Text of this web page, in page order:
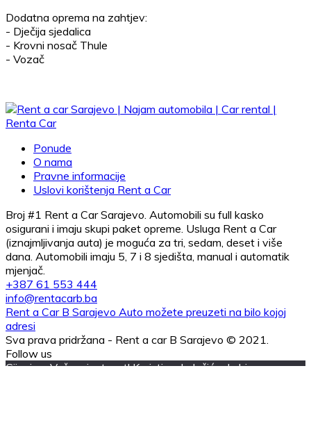
Dodatna oprema na zahtjev:
- Dječija sjedalica
- Krovni nosač Thule
- Vozač
Ponude
O nama
Pravne informacije
Uslovi korištenja Rent a Car
Broj #1 Rent a Car Sarajevo. Automobili su full kasko
osigurani i imaju skupi paket opreme. Usluga Rent a Car
(iznajmljivanja auta) je moguća za tri, sedam, deset i više
dana. Automobili imaju 5, 7 i 8 sjedišta, manual i automatik
mjenjač.
+387 61 553 444
info@rentacarb.ba
Rent a Car B Sarajevo Auto možete preuzeti na bilo kojoj
adresi
Sva prava pridržana - Rent a car B Sarajevo © 2021.
Follow us
Cijenimo Vašu privatnost! Koristimo kolačiće da bismo vam